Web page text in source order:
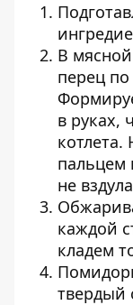
В
перец
в руках,
пальцем
не
каждой
кладем
твердый